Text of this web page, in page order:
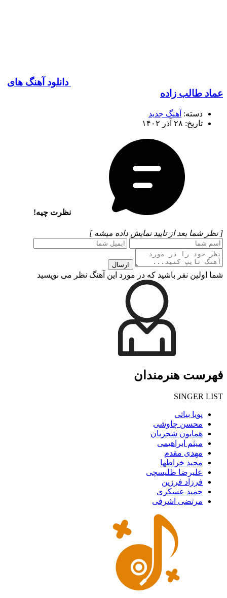
دانلود آهنگ های
عماد طالب زاده
دسته: آهنگ جدید
تاریخ: ۲۸ آذر ۱۴۰۲
نظرت چیه!
[ نظر شما بعد از تایید نمایش داده میشه ]
ارسال
شما اولین نفر باشید که در مورد این آهنگ نظر می نویسید
فهرست هنرمندان
SINGER LIST
پویا بیاتی
محسن چاوشی
همایون شجریان
میثم ابراهیمی
مهدی مقدم
مجید خراطها
علیرضا طلیسچی
فرزاد فرزین
حمید عسکری
مرتضی اشرفی